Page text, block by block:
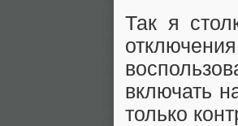
Так я
включать
только